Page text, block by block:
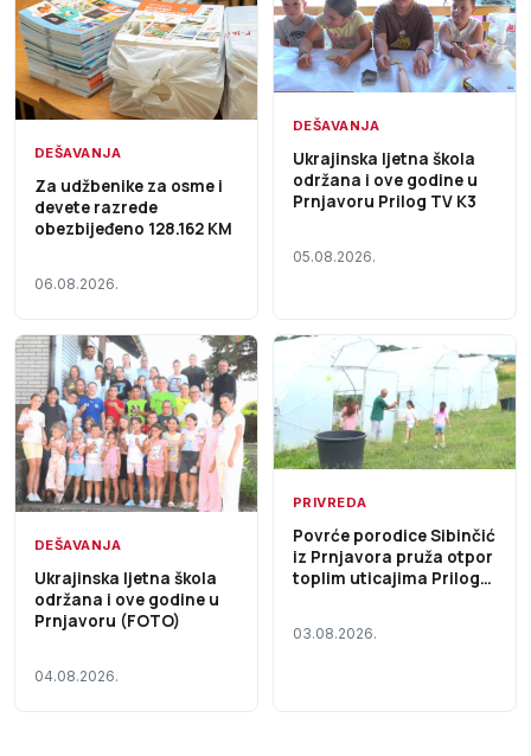
DEŠAVANJA
Za udžbenike za osme i
devete razrede
obezbijeđeno 128.162 KM
06.08.2026.
DEŠAVANJA
Ukrajinska ljetna škola
održana i ove godine u
Prnjavoru Prilog TV K3
05.08.2026.
DEŠAVANJA
Ukrajinska ljetna škola
održana i ove godine u
Prnjavoru (FOTO)
04.08.2026.
PRIVREDA
Povrće porodice Sibinčić
iz Prnjavora pruža otpor
toplim uticajima Prilog
03.08.2026.